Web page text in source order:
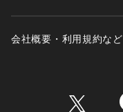
会社概要・利用規約など